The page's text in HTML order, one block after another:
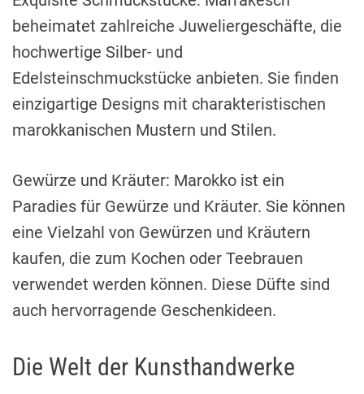
beheimatet zahlreiche Juweliergeschäfte, die
hochwertige Silber- und
Edelsteinschmuckstücke anbieten. Sie finden
einzigartige Designs mit charakteristischen
marokkanischen Mustern und Stilen.
Gewürze und Kräuter: Marokko ist ein
Paradies für Gewürze und Kräuter. Sie können
eine Vielzahl von Gewürzen und Kräutern
kaufen, die zum Kochen oder Teebrauen
verwendet werden können. Diese Düfte sind
auch hervorragende Geschenkideen.
Die Welt der Kunsthandwerke